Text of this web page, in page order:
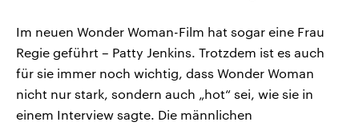
Im neuen Wonder Woman-Film hat sogar eine Frau
Regie geführt – Patty Jenkins. Trotzdem ist es auch
für sie immer noch wichtig, dass Wonder Woman
nicht nur stark, sondern auch „hot“ sei, wie sie in
einem Interview sagte. Die männlichen